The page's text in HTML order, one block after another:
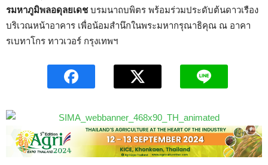
รมหาภูมิพลอดุลยเดชบรมนาถบพิตร พร้อมร่วมประดับต้นดาวเรือง
บริเวณหน้าอาคาร เพื่อน้อมสำนึกในพระมหากรุณาธิคุณ ณ อาคา
รเบทาโกร ทาวเวอร์ กรุงเทพฯ